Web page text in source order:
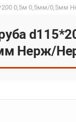
0,5м 0,5мм/0,5мм
Нерж/